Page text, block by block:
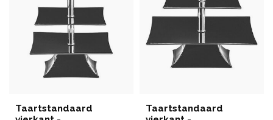
Taartstandaard
Taartstandaard